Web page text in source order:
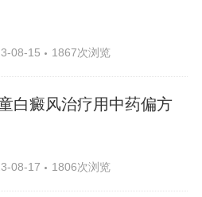
08-15 1867次浏览
白癜风治疗用中药偏方
08-17 1806次浏览